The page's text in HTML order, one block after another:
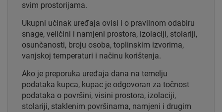
svim prostorijama.
Ukupni učinak uređaja ovisi i o pravilnom odabiru
snage, veličini i namjeni prostora, izolaciji, stolariji,
osunčanosti, broju osoba, toplinskim izvorima,
vanjskoj temperaturi i načinu korištenja.
Ako je preporuka uređaja dana na temelju
podataka kupca, kupac je odgovoran za točnost
podataka o površini, visini prostora, izolaciji,
stolariji, staklenim površinama, namjeni i drugim